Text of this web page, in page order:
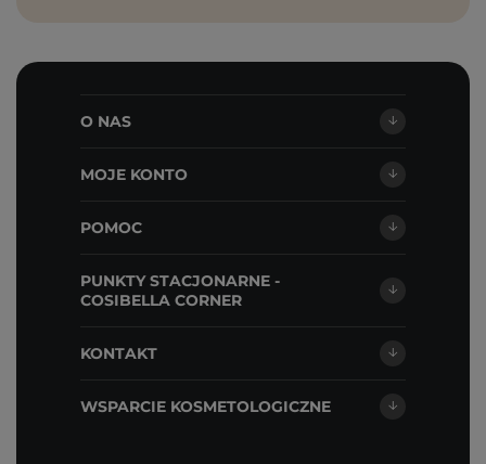
O NAS
MOJE KONTO
POMOC
PUNKTY STACJONARNE -
COSIBELLA CORNER
KONTAKT
WSPARCIE KOSMETOLOGICZNE